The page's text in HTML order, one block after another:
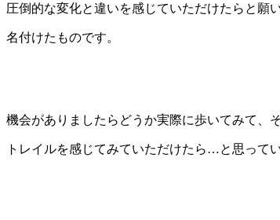
圧倒的な変化と違いを感じていただけたらと願
名付けたものです。
機会がありましたらどうか実際に歩いてみて、
トレイルを感じてみていただけたら…と思ってい